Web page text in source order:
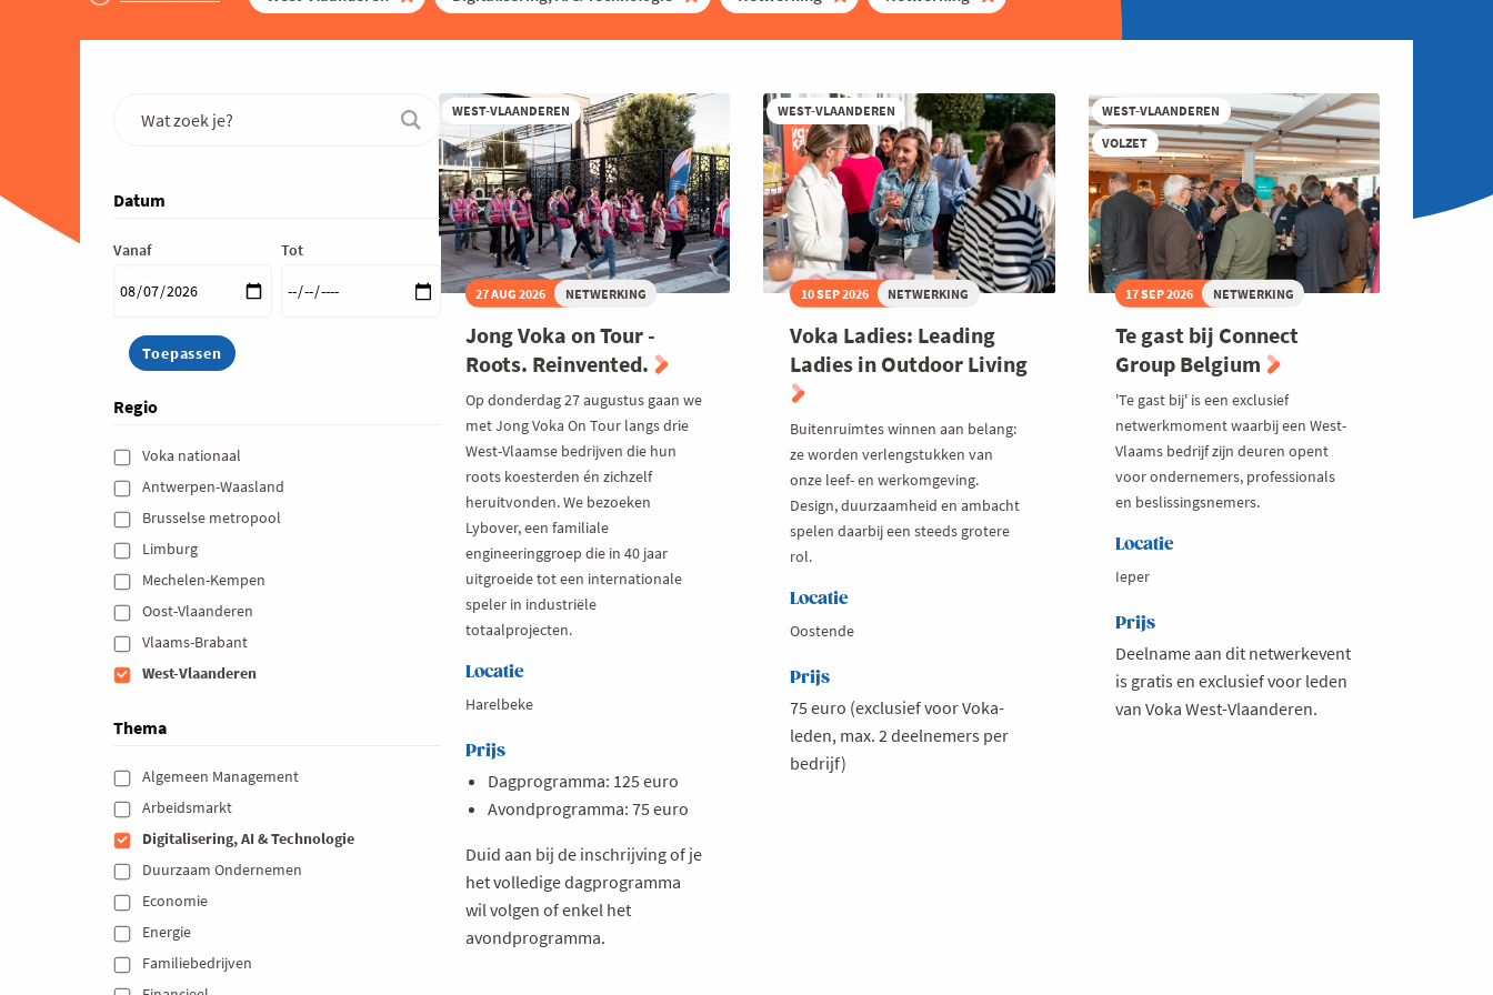
Datum
Vanaf Tot
Regio
Voka nationaal
Antwerpen-Waasland
Brusselse metropool
Limburg
Mechelen-Kempen
Oost-Vlaanderen
Vlaams-Brabant
West-Vlaanderen
Thema
Algemeen Management
Arbeidsmarkt
Digitalisering, AI & Technologie
Duurzaam Ondernemen
Economie
Energie
Familiebedrijven
WEST-VLAANDEREN
27 AUG 2026 NETWERKING
Jong Voka on Tour -
Roots. Reinvented.
Op donderdag 27 augustus gaan we
met Jong Voka On Tour langs drie
West-Vlaamse bedrijven die hun
roots koesterden én zichzelf
heruitvonden. We bezoeken
Lybover, een familiale
engineeringgroep die in 40 jaar
uitgroeide tot een internationale
speler in industriële
totaalprojecten.
Locatie
Harelbeke
Prijs
Dagprogramma: 125 euro
Avondprogramma: 75 euro
Duid aan bij de inschrijving of je
het volledige dagprogramma
wil volgen of enkel het
avondprogramma.
WEST-VLAANDEREN
10 SEP 2026 NETWERKING
Voka Ladies: Leading
Ladies in Outdoor Living
Buitenruimtes winnen aan belang:
ze worden verlengstukken van
onze leef- en werkomgeving.
Design, duurzaamheid en ambacht
spelen daarbij een steeds grotere
rol.
Locatie
Oostende
Prijs
75 euro (exclusief voor Voka-
leden, max. 2 deelnemers per
bedrijf)
WEST-VLAANDEREN
VOLZET
17 SEP 2026 NETWERKING
Te gast bij Connect
Group Belgium
'Te gast bij' is een exclusief
netwerkmoment waarbij een West-
Vlaams bedrijf zijn deuren opent
voor ondernemers, professionals
en beslissingsnemers.
Locatie
Ieper
Prijs
Deelname aan dit netwerkevent
is gratis en exclusief voor leden
van Voka West-Vlaanderen.